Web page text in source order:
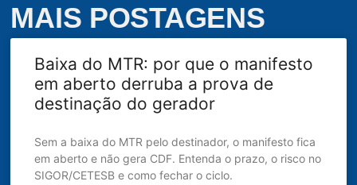
MAIS POSTAGENS
Baixa do MTR: por que o manifesto
em aberto derruba a prova de
destinação do gerador
Sem a baixa do MTR pelo destinador, o manifesto fica
em aberto e não gera CDF. Entenda o prazo, o risco no
SIGOR/CETESB e como fechar o ciclo.